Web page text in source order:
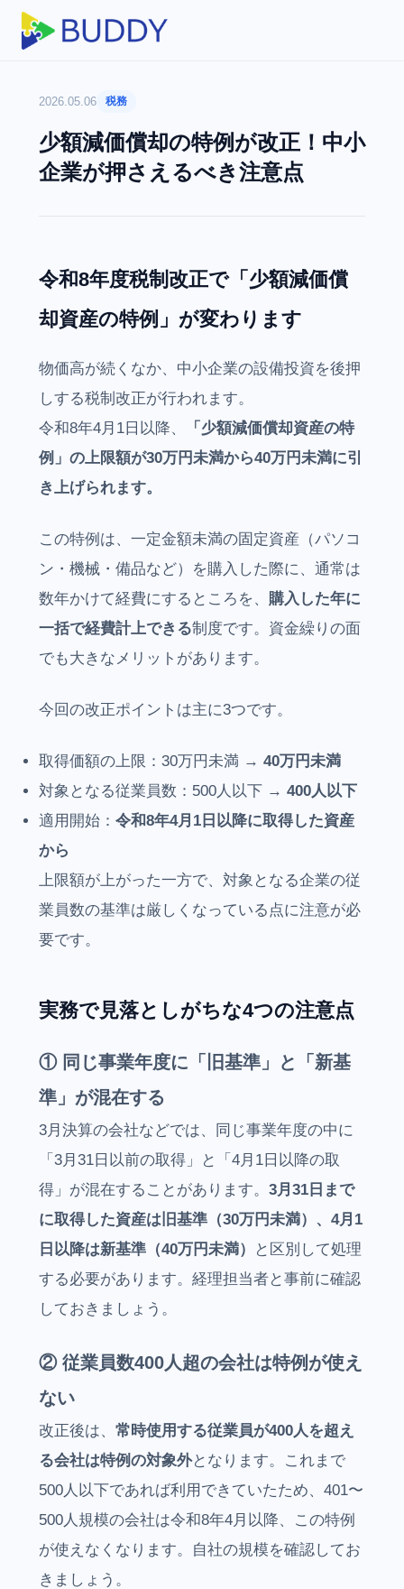
2026.05.06 税務
少額減価償却の特例が改正！中小
企業が押さえるべき注意点
令和8年度税制改正で「少額減価償
却資産の特例」が変わります
物価高が続くなか、中小企業の設備投資を後押
しする税制改正が行われます。
令和8年4月1日以降、
「少額減価償却資産の特
例」の上限額が30万円未満から40万円未満に引
き上げられます。
この特例は、一定金額未満の固定資産（パソコ
ン・機械・備品など）を購入した際に、通常は
数年かけて経費にするところを、 購入した年に
一括で経費計上できる制度です。資金繰りの面
でも大きなメリットがあります。
今回の改正ポイントは主に3つです。
取得価額の上限：30万円未満 → 40万円未満
対象となる従業員数：500人以下 → 400人以下
適用開始： 令和8年4月1日以降に取得した資産
から
上限額が上がった一方で、対象となる企業の従
業員数の基準は厳しくなっている点に注意が必
要です。
実務で見落としがちな4つの注意点
① 同じ事業年度に「旧基準」と「新基
準」が混在する
3月決算の会社などでは、同じ事業年度の中に
「3月31日以前の取得」と「4月1日以降の取
得」が混在することがあります。 3月31日まで
に取得した資産は旧基準（30万円未満）、4月1
日以降は新基準（40万円未満）
と区別して処理
する必要があります。経理担当者と事前に確認
しておきましょう。
② 従業員数400人超の会社は特例が使え
ない
改正後は、 常時使用する従業員が400人を超え
る会社は特例の対象外となります。これまで
500人以下であれば利用できていたため、401〜
500人規模の会社は令和8年4月以降、この特例
が使えなくなります。自社の規模を確認してお
きましょう。